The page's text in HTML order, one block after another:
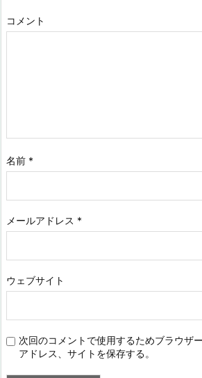
コメント
名前 *
メールアドレス *
ウェブサイト
次回のコメントで使用するためブラウザ
アドレス、サイトを保存する。